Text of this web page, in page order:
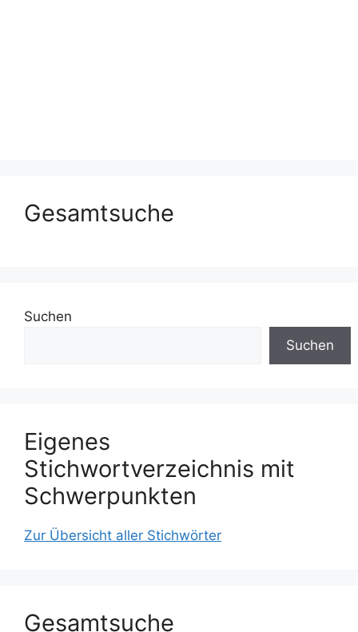
Gesamtsuche
Suchen
Suchen
Eigenes
Stichwortverzeichnis mit
Schwerpunkten
Zur Übersicht aller Stichwörter
Gesamtsuche